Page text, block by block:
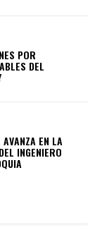
POR
DEL
EN LA
INGENIERO